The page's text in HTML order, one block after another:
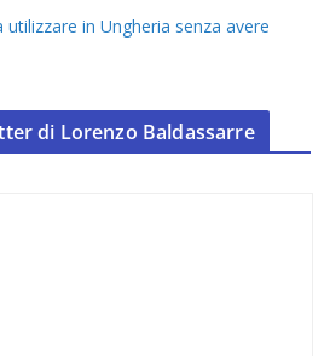
in Ungheria senza avere
di Lorenzo Baldassarre